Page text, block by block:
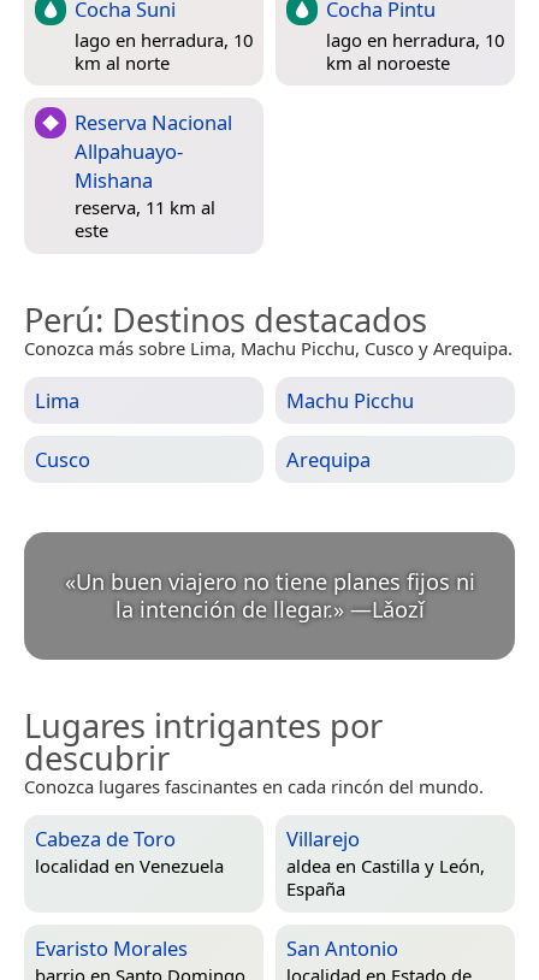
Cocha Suni
lago en herradura, 10
km al norte
Cocha Pintu
lago en herradura, 10
km al noroeste
Reserva Nacional
Allpahuayo-
Mishana
reserva, 11 km al
este
Perú: Destinos destacados
Conozca más sobre Lima, Machu Picchu, Cusco y Arequipa.
Lima Machu Picchu
Cusco Arequipa
«Un buen viajero no tiene planes fijos ni
la intención de llegar.» —Lǎozǐ
Lugares intrigantes por
descubrir
Conozca lugares fascinantes en cada rincón del mundo.
Cabeza de Toro
localidad en Venezuela
Villarejo
aldea en Castilla y León,
España
Evaristo Morales San Antonio